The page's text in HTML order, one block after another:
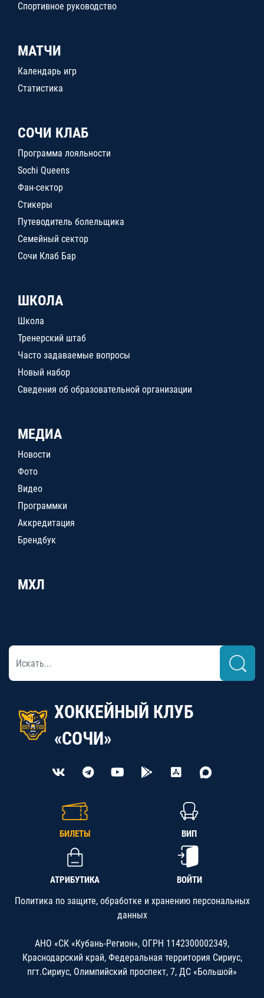
Спортивное руководство
МАТЧИ
Календарь игр
Статистика
СОЧИ КЛАБ
Программа лояльности
Sochi Queens
Фан-сектор
Стикеры
Путеводитель болельщика
Семейный сектор
Сочи Клаб Бар
ШКОЛА
Школа
Тренерский штаб
Часто задаваемые вопросы
Новый набор
Сведения об образовательной организации
МЕДИА
Новости
Фото
Видео
Программки
Аккредитация
Брендбук
МХЛ
ХОККЕЙНЫЙ КЛУБ
«СОЧИ»
БИЛЕТЫ ВИП
АТРИБУТИКА ВОЙТИ
Политика по защите, обработке и хранению персональных
данных
АНО «СК «Кубань-Регион», ОГРН 1142300002349,
Краснодарский край, Федеральная территория Сириус,
пгт.Сириус, Олимпийский проспект, 7, ДС «Большой»